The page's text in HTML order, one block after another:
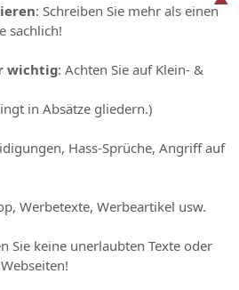
: Schreiben Sie mehr als einen
sachlich!
wichtig: Achten Sie auf Klein- &
in Absätze gliedern.)
Hass-Sprüche, Angriff auf
Werbetexte, Werbeartikel usw.
Sie keine unerlaubten Texte oder